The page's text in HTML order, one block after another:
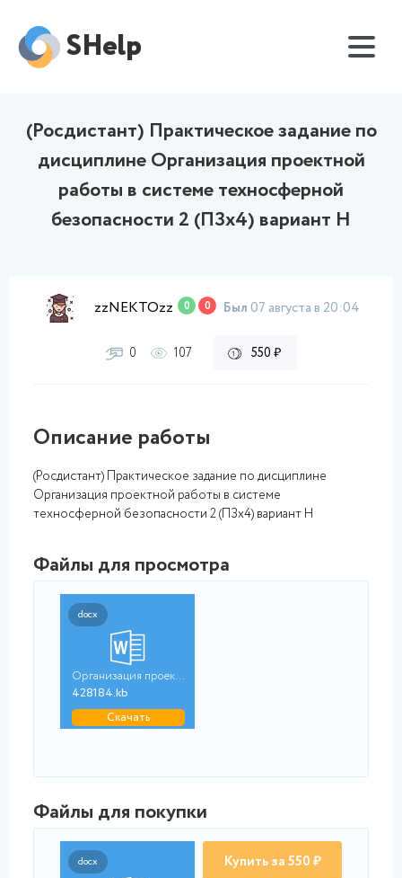
SHelp
(Росдистант) Практическое задание по
дисциплине Организация проектной
работы в системе техносферной
безопасности 2 (ПЗх4) вариант Н
zzNEKTOzz 0 0 Был 07 августа в 20:04
0 107 550 ₽
Описание работы
(Росдистант) Практическое задание по дисциплине
Организация проектной работы в системе
техносферной безопасности 2 (ПЗх4) вариант Н
Файлы для просмотра
docx
Организация проектно...
428184.kb
Скачать
Файлы для покупки
docx Купить за 550 ₽